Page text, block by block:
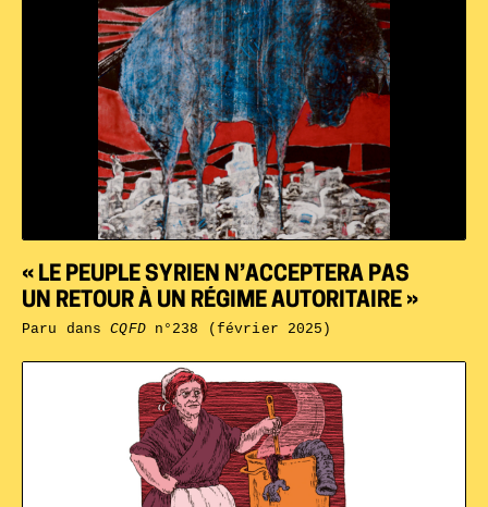
« LE PEUPLE SYRIEN N’ACCEPTERA PAS
UN RETOUR À UN RÉGIME AUTORITAIRE »
Paru dansCQFDn°238 (février 2025)